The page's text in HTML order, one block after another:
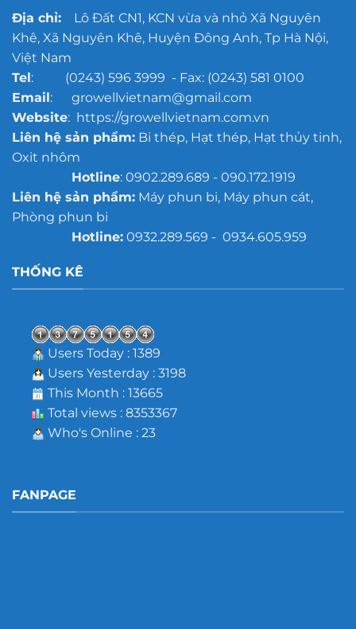
mô
lớn
Địa chỉ:Lô Đất CN1, KCN vừa và nhỏ Xã Nguyên
Khê, Xã Nguyên Khê, Huyện Đông Anh, Tp Hà Nội,
Việt Nam
Tel: (0243) 596 3999 - Fax: (0243) 581 0100
Email: growellvietnam@gmail.com
Website: https://growellvietnam.com.vn
Liên hệ sản phẩm:Bi thép, Hạt thép, Hạt thủy tinh,
Oxit nhôm
Hotline: 0902.289.689 - 090.172.1919
Liên hệ sản phẩm:Máy phun bi, Máy phun cát,
Phòng phun bi
Hotline:0932.289.569 - 0934.605.959
THỐNG KÊ
Users Today : 1389
Users Yesterday : 3198
This Month : 13665
Total views : 8353367
Who's Online : 23
FANPAGE